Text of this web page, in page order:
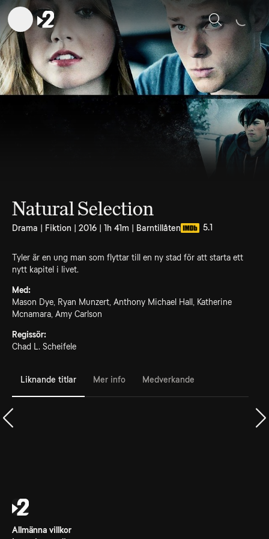
Sök
Natural Selection
Drama | Fiktion | 2016 | 1h 41m | Barntillåten 5.1
Tyler är en ung man som flyttar till en ny stad för att starta ett
nytt kapitel i livet.
Med:
Mason Dye, Ryan Munzert, Anthony Michael Hall, Katherine
Mcnamara, Amy Carlson
Regissör:
Chad L. Scheifele
Liknande titlar Mer info Medverkande
Allmänna villkor